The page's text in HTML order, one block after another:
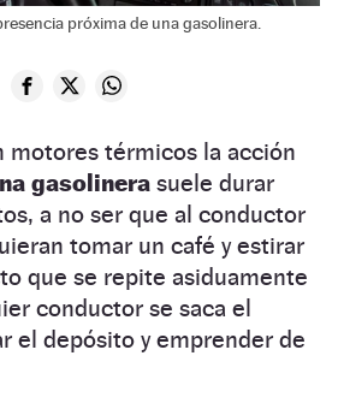
próxima de una gasolinera.
motores térmicos la acción
gasolinera suele durar
a no ser que al conductor
tomar un café y estirar
que se repite asiduamente
conductor se saca el
el depósito y emprender de